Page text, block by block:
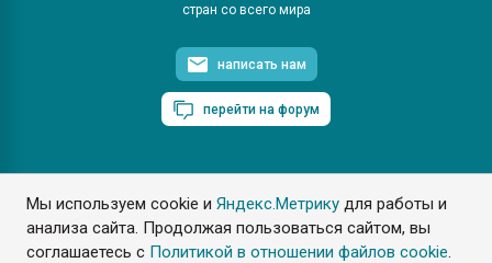
Мы используем cookie иЯндекс.Метрику для работы и
анализа сайта. Продолжая пользоваться сайтом, вы
соглашаетесь с Политикой в отношении файлов cookie.
стран со всего мира
написать нам
перейти на форум
ПластЭксперт © 2006. Все права защищены
Разрешается копирование материалов сайта с обязательной
ссылкой на www.e-plastic.ru